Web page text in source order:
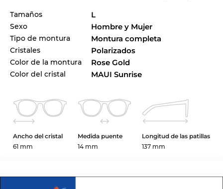
Tamaños L
Sexo Hombre y Mujer
Tipo de montura Montura completa
Cristales Polarizados
Color de la montura Rose Gold
Color del cristal MAUI Sunrise
Ancho del cristal
61 mm
Medida puente
14 mm
Longitud de las patillas
137 mm